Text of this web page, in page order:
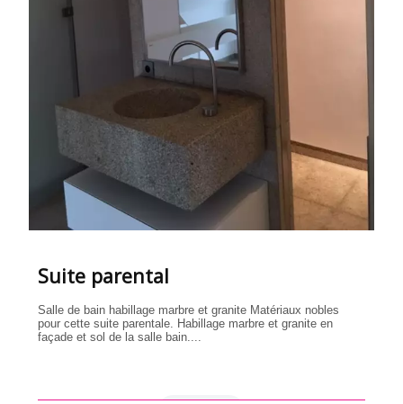
Suite parental
Salle de bain habillage marbre et granite Matériaux nobles
pour cette suite parentale. Habillage marbre et granite en
façade et sol de la salle bain....